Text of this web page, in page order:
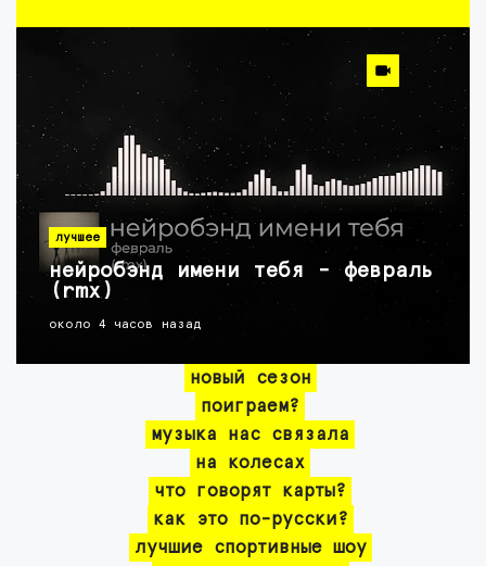
лучшее
нейробэнд имени тебя - февраль
(rmx)
около 4 часов назад
новый сезон
поиграем?
музыка нас связала
на колесах
что говорят карты?
как это по-русски?
лучшие спортивные шоу